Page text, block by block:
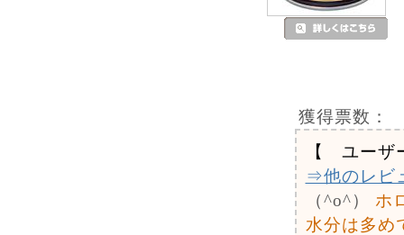
獲得票数：
【 ユーザ
⇒他のレビ
（^o^）
ホ
水分は多め